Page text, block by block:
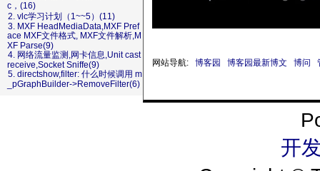
c，(16)
2. vlc学习计划（1~~5）(11)
3. MXF HeadMediaData,MXF Pref
ace MXF文件格式, MXF文件解析,M
XF Parse(9)
4. 网络流量监测,网卡信息,Unit cast
receive,Socket Sniffe(9)
5. directshow,filter: 什么时候调用 m
_pGraphBuilder->RemoveFilter(6)
网站导航: 博客园 博客园最新博文 博问
开